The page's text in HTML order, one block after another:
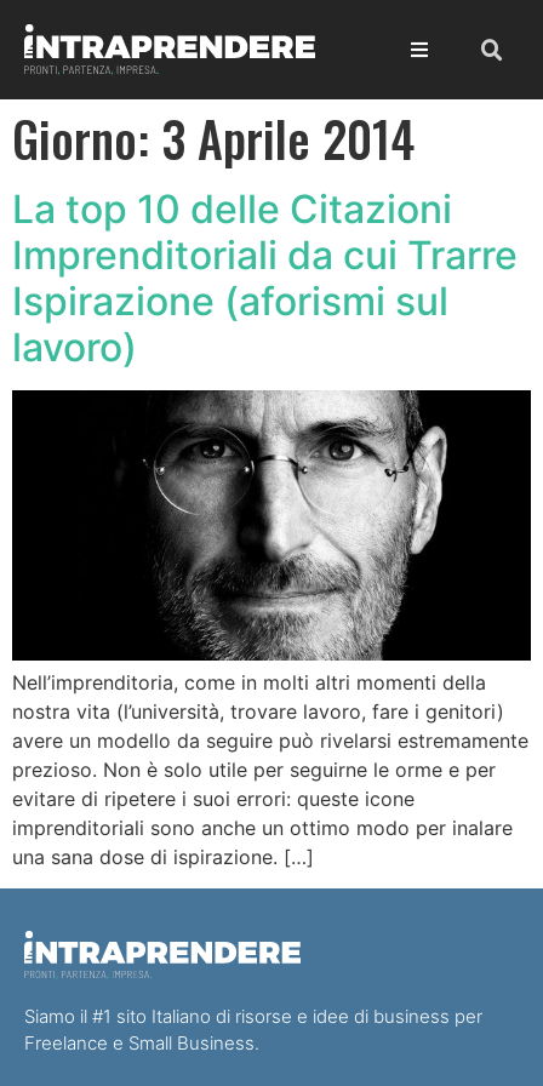
Giorno: 3 Aprile 2014
La top 10 delle Citazioni
Imprenditoriali da cui Trarre
Ispirazione (aforismi sul
lavoro)
Nell’imprenditoria, come in molti altri momenti della
nostra vita (l’università, trovare lavoro, fare i genitori)
avere un modello da seguire può rivelarsi estremamente
prezioso. Non è solo utile per seguirne le orme e per
evitare di ripetere i suoi errori: queste icone
imprenditoriali sono anche un ottimo modo per inalare
una sana dose di ispirazione. […]
Siamo il #1 sito Italiano di risorse e idee di business per
Freelance e Small Business.